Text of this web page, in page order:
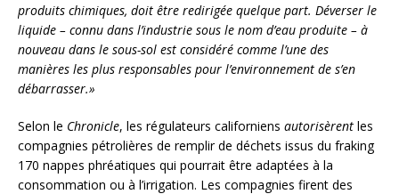
produits chimiques, doit être redirigée quelque part. Déverser le
liquide – connu dans l’industrie sous le nom d’eau produite – à
nouveau dans le sous-sol est considéré comme l’une des
manières les plus responsables pour l’environnement de s’en
débarrasser.»
Selon le Chronicle, les régulateurs californiens autorisèrent les
compagnies pétrolières de remplir de déchets issus du fraking
170 nappes phréatiques qui pourrait être adaptées à la
consommation ou à l’irrigation. Les compagnies firent des